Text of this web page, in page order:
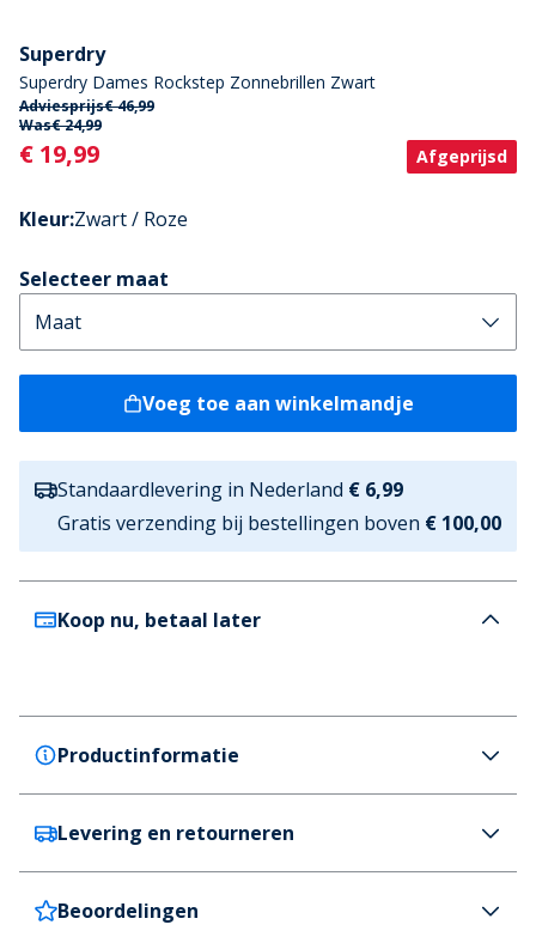
Superdry
Superdry Dames Rockstep Zonnebrillen Zwart
Adviesprijs€ 46,99
Was€ 24,99
Current
€ 19,99 Afgeprijsd
Kleur:Zwart / Roze
Selecteer maat
Voeg toe aan winkelmandje
Standaardlevering in Nederland € 6,99
Gratis verzending bij bestellingen boven € 100,00
Koop nu, betaal later
Productinformatie
Superdry
Superdry Dames Rockstep Zonnebrillen Zwart
Kleur
Zwart / Roze
Levering en retourneren
Nederland
€6,99 (GRATIS vanaf €100)
Beoordelingen